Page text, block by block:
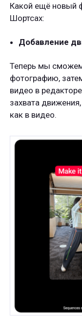
Какой ещё новый
Шортсах:
Добавление
Теперь мы
фотографию,
видео в
захвата
как в видео.